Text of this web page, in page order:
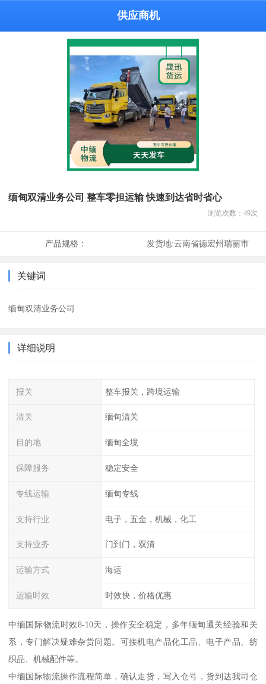
供应商机
缅甸双清业务公司 整车零担运输 快速到达省时省心
浏览次数： 49次
产品规格： 发货地:云南省德宏州瑞丽市
关键词
缅甸双清业务公司
详细说明
报关 整车报关，跨境运输
清关 缅甸清关
目的地 缅甸全境
保障服务 稳定安全
专线运输 缅甸专线
支持行业 电子，五金，机械，化工
支持业务 门到门，双清
运输方式 海运
运输时效 时效快，价格优惠
中缅国际物流时效8-10天，操作安全稳定，多年缅甸通关经验和关
系，专门解决疑难杂货问题。可接机电产品化工品、电子产品、纺
织品、机械配件等。
中缅国际物流操作流程简单，确认走货，写入仓号，货到达我司仓